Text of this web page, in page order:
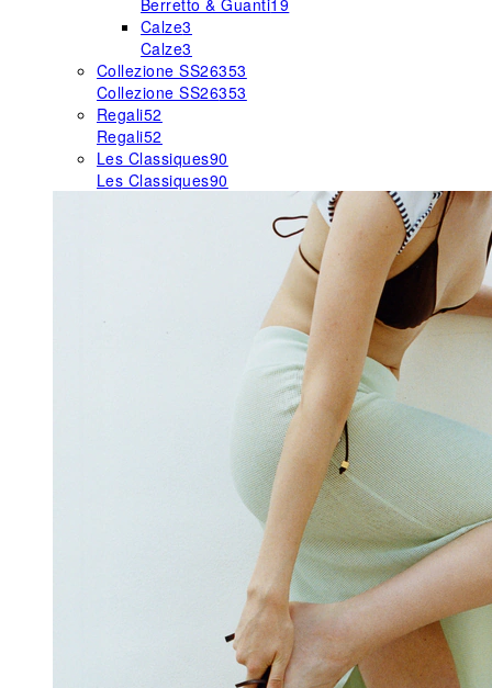
Berretto & Guanti19
Calze3
Calze3
Collezione SS26353
Collezione SS26353
Regali52
Regali52
Les Classiques90
Les Classiques90